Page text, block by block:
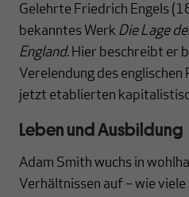
Gelehrte Friedrich Engels
bekanntes Werk Die Lage
England. Hier beschreibt er
Verelendung des
jetzt etablierten
Leben und Ausbildung
Adam Smith wuchs in
Verhältnissen auf – wie